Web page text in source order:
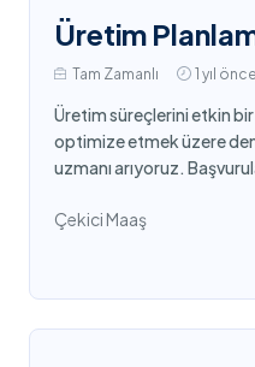
Üretim
Tam Zamanlı 1 yıl önce
Üretim süreçlerini etkin
optimize etmek üzere
uzmanı arıyoruz.
Çekici Maaş